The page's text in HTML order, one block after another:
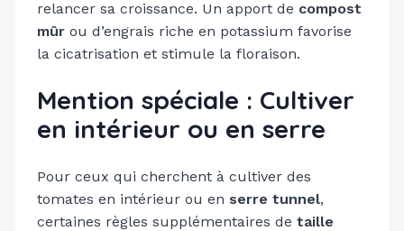
relancer sa croissance. Un apport de compost
mûrou d’engrais riche en potassium favorise
la cicatrisation et stimule la floraison.
Mention spéciale : Cultiver
en intérieur ou en serre
Pour ceux qui cherchent à cultiver des
tomates en intérieur ou en serre tunnel,
certaines règles supplémentaires de taille